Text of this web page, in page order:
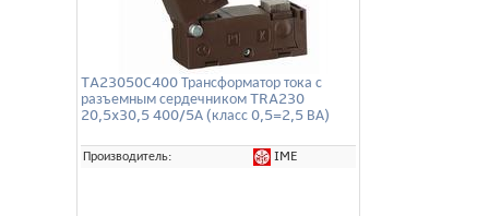
TA23050C400 Трансформатор тока с
разъемным сердечником TRA230
20,5x30,5 400/5А (класс 0,5=2,5 ВА)
Производитель: IME